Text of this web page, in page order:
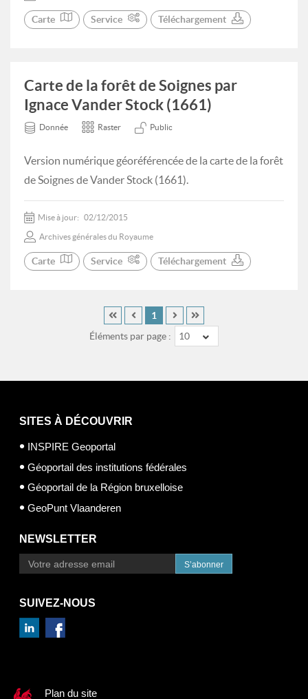
Carte Service Téléchargement
Carte de la forêt de Soignes par
Ignace Vander Stock (1661)
Donnée Raster Public
Version numérique géoréférencée de la carte de la forêt
de Soignes de Vander Stock (1661).
Mise à jour: 02/12/2015
Archives générales du Royaume
Carte Service Téléchargement
Éléments par page : 10
1
SITES À DÉCOUVRIR
INSPIRE Geoportal
Géoportail des institutions fédérales
Géoportail de la Région bruxelloise
GeoPunt Vlaanderen
NEWSLETTER
S’abonner
SUIVEZ-NOUS
Plan du site